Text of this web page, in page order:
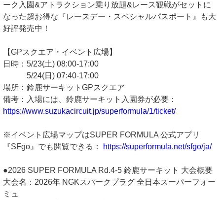
ーク⼊園&アトラクション乗り放題&レース観戦がセットに
なった超お得な『レースデー・スペシャルパスポート』も⼤
好評発売中！
【GPスクエア・イベント広場】
⽇時：5/23(⼟) 08:00-17:00
5/24(⽇) 07:40-17:00
場所：鈴⿅サーキットGPスクエア
備考：⼊場には、鈴⿅サーキット⼊園券が必要：
https://www.suzukacircuit.jp/superformula/1/ticket/
※イベント広場マップはSUPER FORMULA 公式アプリ
『SFgo』でも閲覧できる：
https://superformula.net/sfgo/ja/
●2026 SUPER FORMULA Rd.4-5 鈴⿅サーキット ⼤会概要
⼤会名：2026年 NGKスパークプラグ 全⽇本スーパーフォー
ミュ